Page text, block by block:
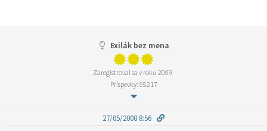
Exilák bez mena
Zaregistroval sa v roku 2009
Príspevky: 95217
27/05/2008 8:56